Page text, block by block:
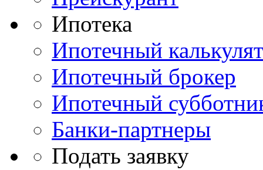
Ипотека
Ипотечный
Ипотечный брокер
Ипотечный
Банки-партнеры
Подать заявку